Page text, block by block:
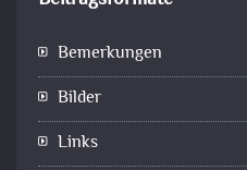
Bemerkungen
Bilder
Links